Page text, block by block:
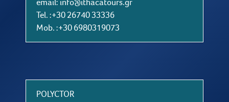
Tel. :+30 26740 33336
Mob. :+30 6980319073
POLYCTOR